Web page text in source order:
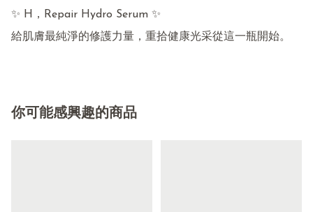
✨ H，Repair Hydro Serum ✨
給肌膚最純淨的修護力量，重拾健康光采從這一瓶開始。
你可能感興趣的商品